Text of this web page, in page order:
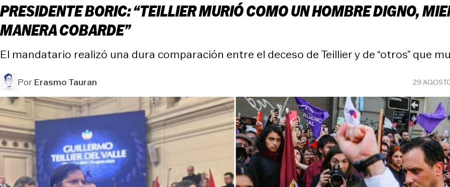
PRESIDENTE BORIC: “TEILLIER MURIÓ COMO UN HOMBRE DIGNO,
MANERA COBARDE”
El mandatario realizó una dura comparación entre el deceso de Teillier y de “otros” que
PorErasmo Tauran 29